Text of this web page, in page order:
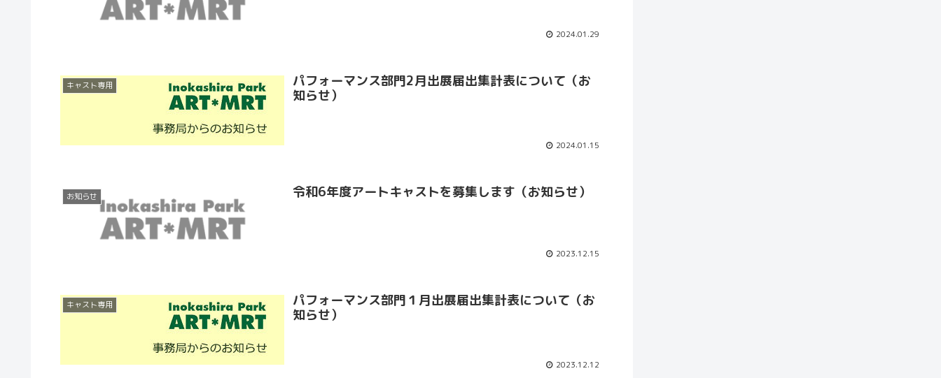
2024.01.29
キャスト専用
パフォーマンス部門2月出展届出集計表について（お
知らせ）
2024.01.15
お知らせ 令和6年度アートキャストを募集します（お知らせ）
2023.12.15
キャスト専用
パフォーマンス部門１月出展届出集計表について（お
知らせ）
2023.12.12